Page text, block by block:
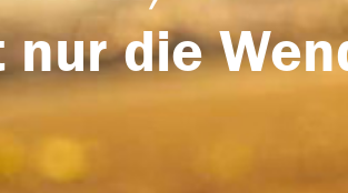
nur die